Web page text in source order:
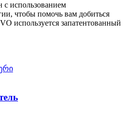
с использованием
чтобы помочь вам добиться
используется запатентованный